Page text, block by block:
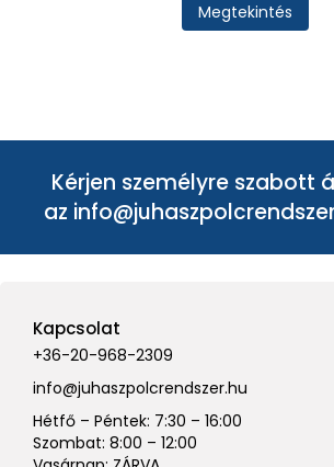
Megtekintés
Kérjen személyre szabott
az
Kapcsolat
+36-20-968-2309
info@juhaszpolcrendszer.hu
Hétfő – Péntek: 7:30 – 16:00
Szombat: 8:00 – 12:00